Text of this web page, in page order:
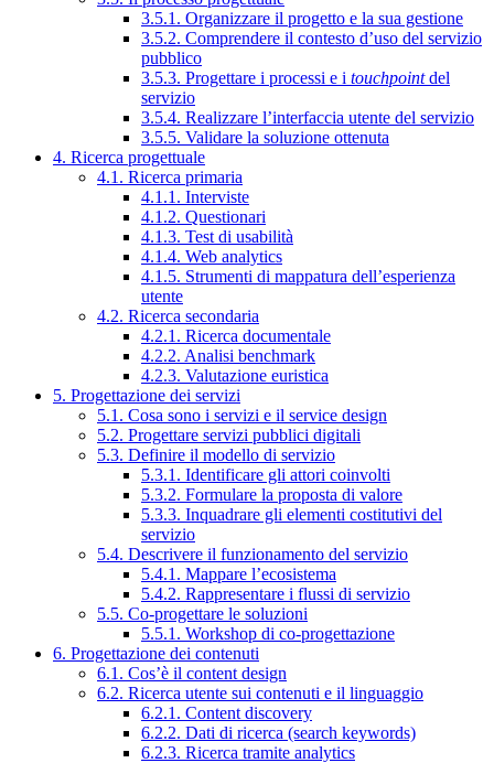
3.5.1. Organizzare il progetto e la sua gestione
3.5.2. Comprendere il contesto d’uso del servizio
pubblico
3.5.3. Progettare i processi e i touchpointdel
servizio
3.5.4. Realizzare l’interfaccia utente del servizio
3.5.5. Validare la soluzione ottenuta
4. Ricerca progettuale
4.1. Ricerca primaria
4.1.1. Interviste
4.1.2. Questionari
4.1.3. Test di usabilità
4.1.4. Web analytics
4.1.5. Strumenti di mappatura dell’esperienza
utente
4.2. Ricerca secondaria
4.2.1. Ricerca documentale
4.2.2. Analisi benchmark
4.2.3. Valutazione euristica
5. Progettazione dei servizi
5.1. Cosa sono i servizi e il service design
5.2. Progettare servizi pubblici digitali
5.3. Definire il modello di servizio
5.3.1. Identificare gli attori coinvolti
5.3.2. Formulare la proposta di valore
5.3.3. Inquadrare gli elementi costitutivi del
servizio
5.4. Descrivere il funzionamento del servizio
5.4.1. Mappare l’ecosistema
5.4.2. Rappresentare i flussi di servizio
5.5. Co-progettare le soluzioni
5.5.1. Workshop di co-progettazione
6. Progettazione dei contenuti
6.1. Cos’è il content design
6.2. Ricerca utente sui contenuti e il linguaggio
6.2.1. Content discovery
6.2.2. Dati di ricerca (search keywords)
6.2.3. Ricerca tramite analytics